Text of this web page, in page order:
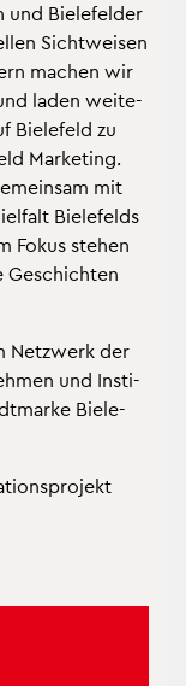
und Bie­le­fel­der
Sicht­wei­sen
ma­chen wir
laden wei­te­
Bie­le­feld zu
Mar­ke­ting.
mit
Bie­le­felds
Fokus ste­hen
Ge­schich­ten
Netz­werk der
und In­sti­
Bie­le­